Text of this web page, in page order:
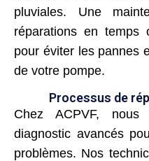
pluviales. Une
réparations en temps
pour éviter les pannes
de votre pompe.
Processus de
Chez ACPVF,
diagnostic avancés
problèmes. Nos